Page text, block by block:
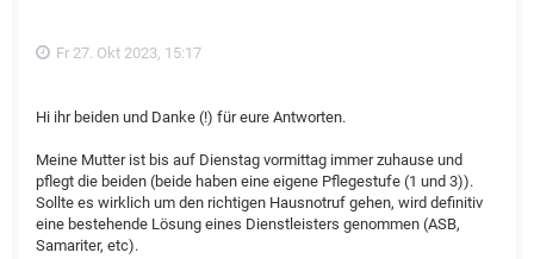
Fr 27. Okt 2023, 15:17
Hi ihr beiden und Danke (!) für eure Antworten.
Meine Mutter ist bis auf Dienstag vormittag immer zuhause und
pflegt die beiden (beide haben eine eigene Pflegestufe (1 und 3)).
Sollte es wirklich um den richtigen Hausnotruf gehen, wird definitiv
eine bestehende Lösung eines Dienstleisters genommen (ASB,
Samariter, etc).